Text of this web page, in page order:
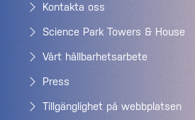
Kontakta oss
Science Park Towers & House
Vårt hållbarhetsarbete
Press
Tillgänglighet på webbplatsen